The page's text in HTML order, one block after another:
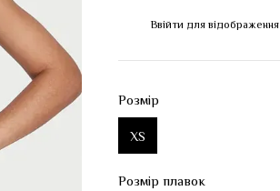
Ввійти для
Розмір
XS
Розмір плавок